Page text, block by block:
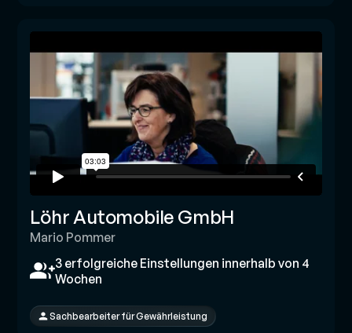
Löhr Automobile GmbH
Mario Pommer
3 erfolgreiche Einstellungen innerhalb von 4
Wochen
Sachbearbeiter für Gewährleistung